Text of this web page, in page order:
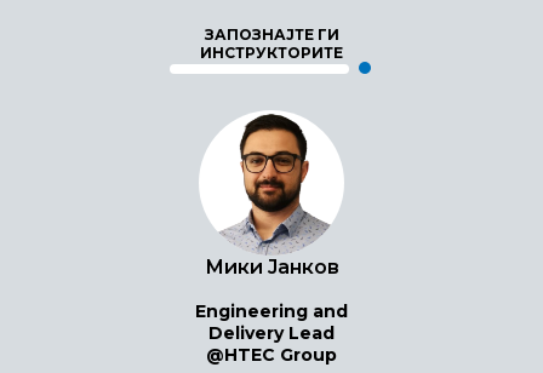
ЗАПОЗНАЈТЕ ГИ
ИНСТРУКТОРИТЕ
Мики Јанков
Engineering and
Delivery Lead
@HTEC Group